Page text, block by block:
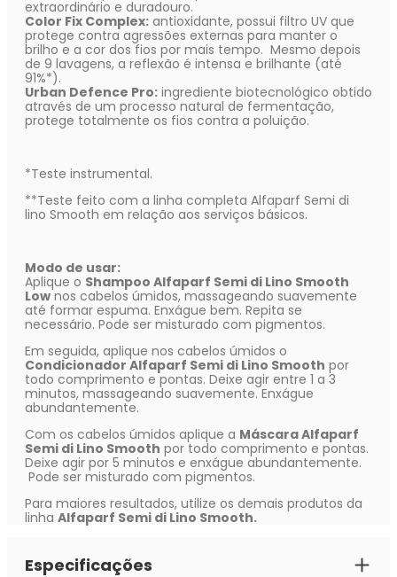
extraordinário e duradouro.
Color Fix Complex: antioxidante, possui filtro UV que
protege contra agressões externas para manter o
brilho e a cor dos fios por mais tempo. Mesmo depois
de 9 lavagens, a reflexão é intensa e brilhante (até
91%*).
Urban Defence Pro: ingrediente biotecnológico obtido
através de um processo natural de fermentação,
protege totalmente os fios contra a poluição.
*Teste instrumental.
**Teste feito com a linha completa Alfaparf Semi di
lino Smooth em relação aos serviços básicos.
Modo de usar:
Aplique o Shampoo Alfaparf Semi di Lino Smooth
Low nos cabelos úmidos, massageando suavemente
até formar espuma. Enxágue bem. Repita se
necessário. Pode ser misturado com pigmentos.
Em seguida, aplique nos cabelos úmidos o
Condicionador Alfaparf Semi di Lino Smooth por
todo comprimento e pontas. Deixe agir entre 1 a 3
minutos, massageando suavemente. Enxágue
abundantemente.
Com os cabelos úmidos aplique a Máscara Alfaparf
Semi di Lino Smooth por todo comprimento e pontas.
Deixe agir por 5 minutos e enxágue abundantemente.
Pode ser misturado com pigmentos.
Para maiores resultados, utilize os demais produtos da
linha Alfaparf Semi di Lino Smooth.
Especificações